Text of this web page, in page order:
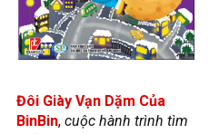
Đôi Giày Vạn Dặm Của
BinBin, cuộc hành trình tìm